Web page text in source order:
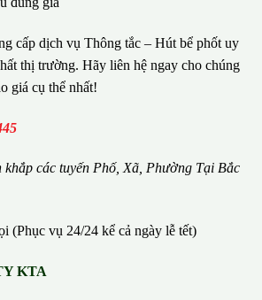
cấp dịch vụ Thông tắc – Hút bể phốt uy
thị trường. Hãy liên hệ ngay cho chúng
giá cụ thể nhất!
khắp các tuyến Phố, Xã, Phường Tại Bắc
(Phục vụ 24/24 kể cả ngày lễ tết)
KTA